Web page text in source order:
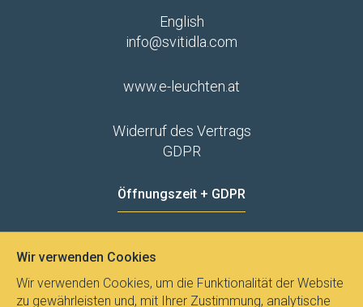
English
info@svitidla.com
www.e-leuchten.at
Widerruf des Vertrags
GDPR
Öffnungszeit + GDPR
Wir verwenden Cookies
Wir verwenden Cookies, um die Funktionalität der Website
zu gewährleisten und, mit Ihrer Zustimmung, analytische